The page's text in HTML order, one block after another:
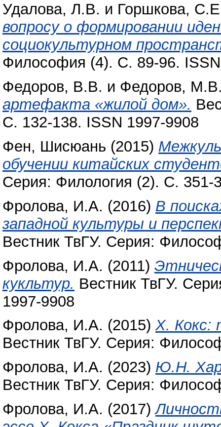
Удалова, Л.В. и Горшкова,
вопросу о формировании
социокультурном
Философия (4). С. 89-96.
Федоров, В.В. и Федоров,
артефакта «жилой дом».
С. 132-138. ISSN 1997-9908
Фен, Шисюань (2015)
обучении китайских
Серия: Филология (2). С. 351-
Фролова, И.А. (2016) В
западной культуры и
Вестник ТвГУ. Серия:
Фролова, И.А. (2011)
кукльтур. Вестник ТвГУ.
1997-9908
Фролова, И.А. (2015)Х. Кокс:
Вестник ТвГУ. Серия:
Фролова, И.А. (2023) Ю.Н.
Вестник ТвГУ. Серия:
Фролова, И.А. (2017)